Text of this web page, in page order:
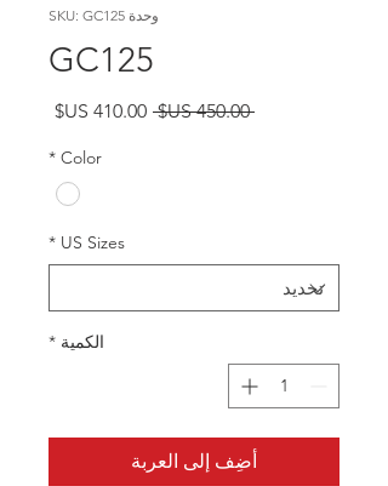
وحدة SKU: GC125
GC125
‏450.00 US$
سعر
سعر
Color
*
US Sizes
*
الكمية *
أضِف إلى العربة